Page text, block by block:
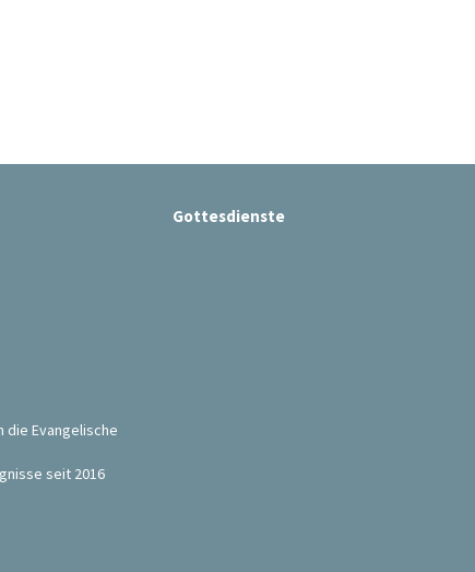
die Evangelische
seit 2016
Gottesdienste